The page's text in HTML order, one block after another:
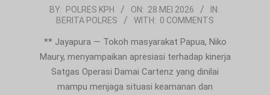
2026-
28
BY: POLRES KPH ON: 28 MEI 2026
IN:
BERITA POLRES
WITH: 0 COMMENTS
** Jayapura — Tokoh masyarakat Papua, Niko
Maury, menyampaikan apresiasi terhadap kinerja
Satgas Operasi Damai Cartenz yang dinilai
mampu menjaga situasi keamanan dan